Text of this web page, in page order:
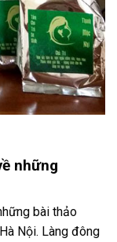
những
bài thảo
Nội. Làng đông